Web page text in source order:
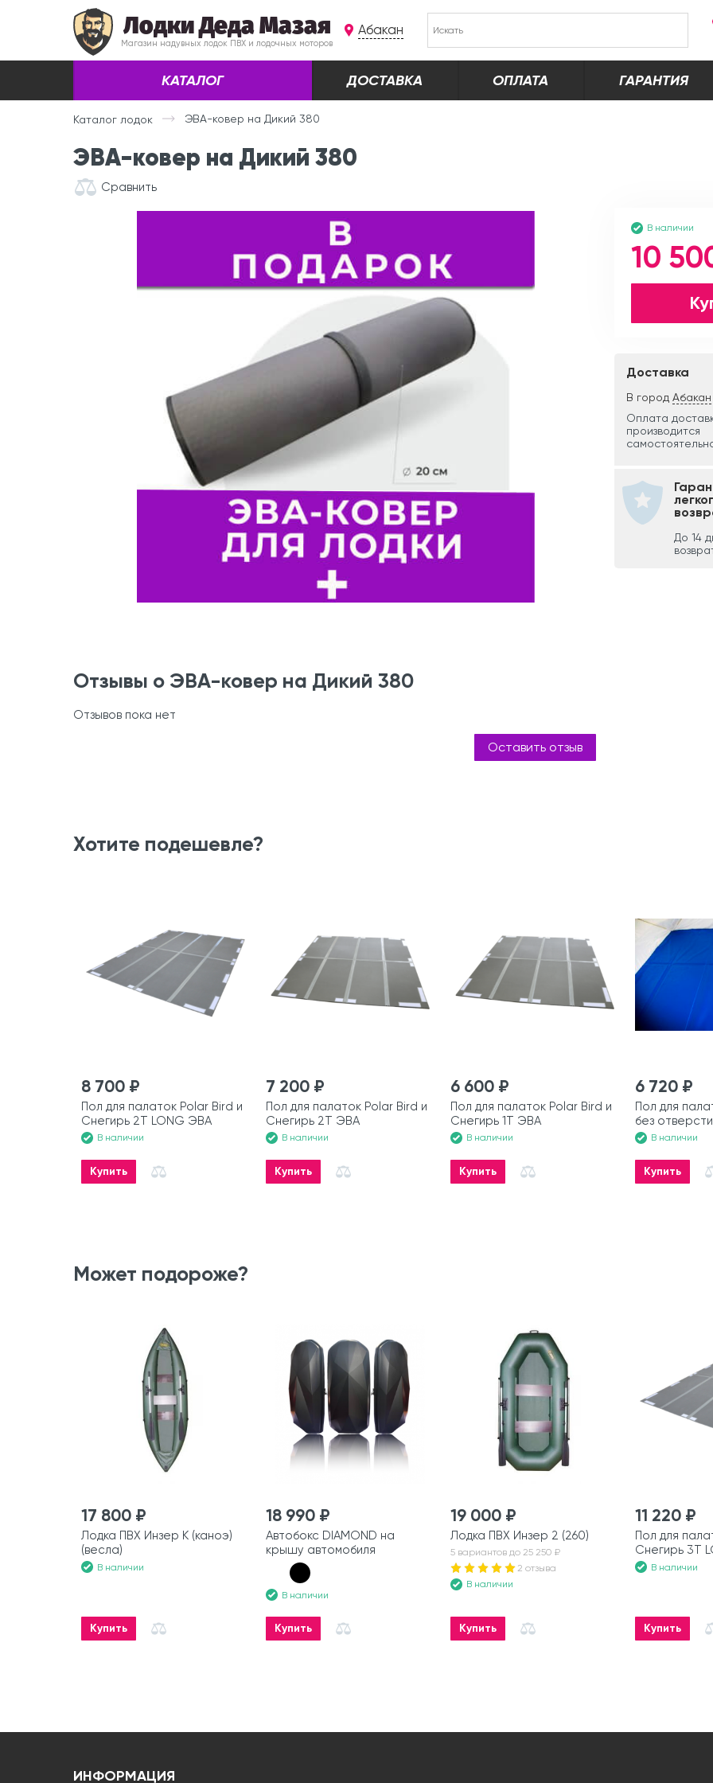
Лодки Деда Мазая
Магазин надувных лодок ПВХ и лодочных моторов
Абакан
КАТАЛОГ ДОСТАВКА ОПЛАТА ГАРАНТИЯ
Каталог лодок ЭВА-ковер на Дикий 380
ЭВА-ковер на Дикий 380
Сравнить
В наличии
10
Доставка
В город Абакан
Оплата
производится
До 14
Отзывы о ЭВА-ковер на Дикий 380
Отзывов пока нет
Оставить отзыв
Хотите подешевле?
8 700 ₽
Пол для палаток Polar Bird и
Снегирь 2T LONG ЭВА
В наличии
Купить
7 200 ₽
Пол для палаток Polar Bird и
Снегирь 2T ЭВА
В наличии
Купить
6 600 ₽
Пол для палаток Polar Bird и
Снегирь 1Т ЭВА
В наличии
Купить
6 720 ₽
Пол для
без
В наличии
Купить
Может подороже?
17 800 ₽
Лодка ПВХ Инзер К (каноэ)
(весла)
В наличии
Купить
18 990 ₽
Автобокс DIAMOND на
крышу автомобиля
В наличии
Купить
19 000 ₽
Лодка ПВХ Инзер 2 (260)
5 вариантов до 25 250 ₽
2 отзыва
В наличии
Купить
11 220 ₽
Пол для
Снегирь 3T
В наличии
Купить
ИНФОРМАЦИЯ